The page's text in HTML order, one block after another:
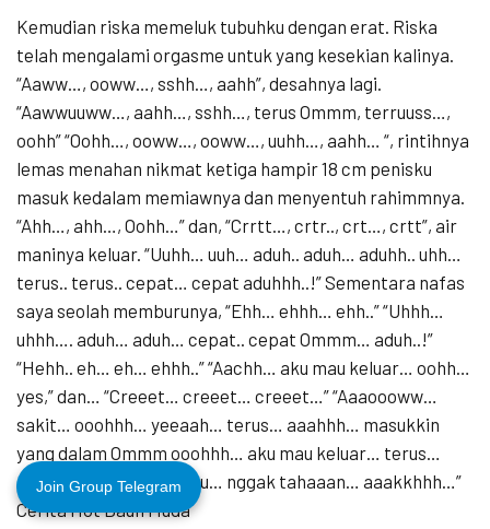
Kemudian riska memeluk tubuhku dengan erat. Riska
telah mengalami orgasme untuk yang kesekian kalinya.
“Aaww…, ooww…, sshh…, aahh”, desahnya lagi.
“Aawwuuww…, aahh…, sshh…, terus Ommm, terruuss…,
oohh” “Oohh…, ooww…, ooww…, uuhh…, aahh… “, rintihnya
lemas menahan nikmat ketiga hampir 18 cm penisku
masuk kedalam memiawnya dan menyentuh rahimmnya.
“Ahh…, ahh…, Oohh…” dan, “Crrtt…, crtr.., crt…, crtt”, air
maninya keluar. “Uuhh… uuh… aduh.. aduh… aduhh.. uhh…
terus.. terus.. cepat… cepat aduhhh..!” Sementara nafas
saya seolah memburunya, “Ehh… ehhh… ehh..” “Uhhh…
uhhh…. aduh… aduh… cepat.. cepat Ommm… aduh..!”
“Hehh.. eh… eh… ehhh..” “Aachh… aku mau keluar… oohh…
yes,” dan… “Creeet… creeet… creeet…” “Aaaoooww…
sakit… ooohhh… yeeaah… terus… aaahhh… masukkin
yang dalam Ommm ooohhh… aku mau keluar… terus…
aahhh… enak benar, aku… nggak tahaaan… aaakkhhh…”
Cerita Hot Daun Muda
Join Group Telegram